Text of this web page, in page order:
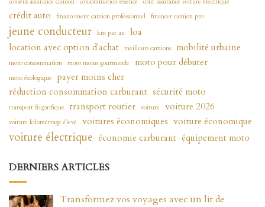
crédit auto financement camion professionnel financer camion pro
jeune conducteur km par an
loa
location avec option d'achat meilleurs camions mobilité urbaine
moto consommation moto moins gourmande moto pour débuter
moto écologique
payer moins cher
réduction consommation carburant sécurité moto
transport frigorifique transport routier voiture voiture 2026
voiture kilométrage élevé voitures économiques voiture économique
voiture électrique économie carburant équipement moto
DERNIERS ARTICLES
Transformez vos voyages avec un lit de